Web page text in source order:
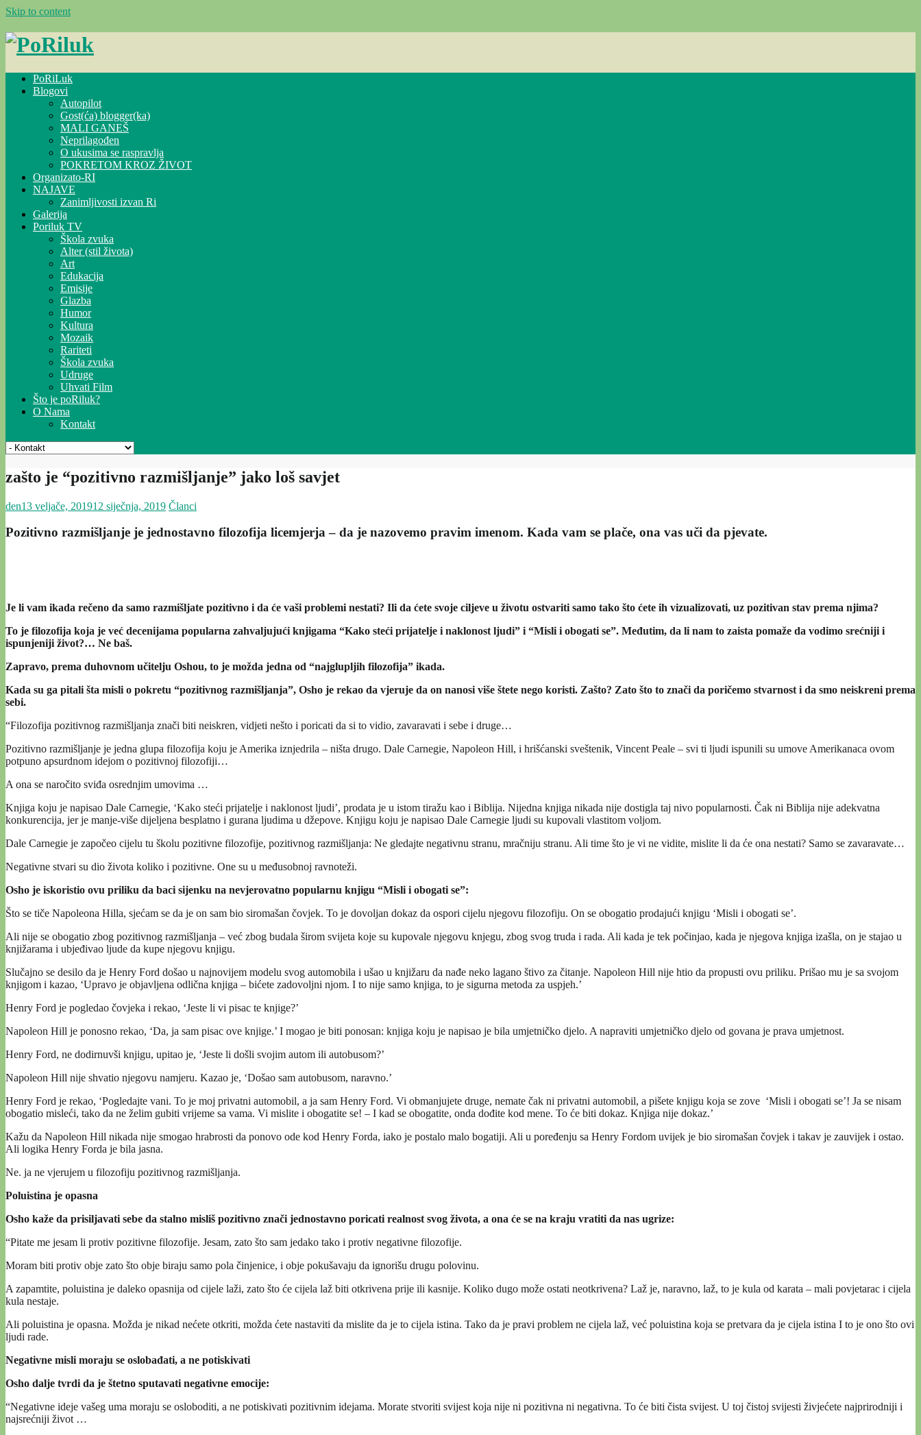
Skip to content
PoRiLuk
Blogovi
Autopilot
Gost(ća) blogger(ka)
MALI GANEŠ
Neprilagođen
O ukusima se raspravlja
POKRETOM KROZ ŽIVOT
Organizato-RI
NAJAVE
Zanimljivosti izvan Ri
Galerija
Poriluk TV
Škola zvuka
Alter (stil života)
Art
Edukacija
Emisije
Glazba
Humor
Kultura
Mozaik
Rariteti
Škola zvuka
Udruge
Uhvati Film
Što je poRiluk?
O Nama
Kontakt
zašto je “pozitivno razmišljanje” jako loš savjet
den13 veljače, 201912 siječnja, 2019 Članci
Pozitivno razmišljanje je jednostavno filozofija licemjerja – da je nazovemo pravim imenom. Kada vam se plače, ona vas uči da pjevate.
Je li vam ikada rečeno da samo razmišljate pozitivno i da će vaši problemi nestati? Ili da ćete svoje ciljeve u životu ostvariti samo tako što ćete ih vizualizovati, uz pozitivan stav prema njima?
To je filozofija koja je već decenijama popularna zahvaljujući knjigama “Kako steći prijatelje i naklonost ljudi” i “Misli i obogati se”. Međutim, da li nam to zaista pomaže da vodimo srećniji i
ispunjeniji život?… Ne baš.
Zapravo, prema duhovnom učitelju Oshou, to je možda jedna od “najglupljih filozofija” ikada.
Kada su ga pitali šta misli o pokretu “pozitivnog razmišljanja”, Osho je rekao da vjeruje da on nanosi više štete nego koristi. Zašto? Zato što to znači da poričemo stvarnost i da smo neiskreni prema
sebi.
“Filozofija pozitivnog razmišljanja znači biti neiskren, vidjeti nešto i poricati da si to vidio, zavaravati i sebe i druge…
Pozitivno razmišljanje je jedna glupa filozofija koju je Amerika iznjedrila – ništa drugo. Dale Carnegie, Napoleon Hill, i hrišćanski sveštenik, Vincent Peale – svi ti ljudi ispunili su umove Amerikanaca ovom
potpuno apsurdnom idejom o pozitivnoj filozofiji…
A ona se naročito sviđa osrednjim umovima …
Knjiga koju je napisao Dale Carnegie, ‘Kako steći prijatelje i naklonost ljudi’, prodata je u istom tiražu kao i Biblija. Nijedna knjiga nikada nije dostigla taj nivo popularnosti. Čak ni Biblija nije adekvatna
konkurencija, jer je manje-više dijeljena besplatno i gurana ljudima u džepove. Knjigu koju je napisao Dale Carnegie ljudi su kupovali vlastitom voljom.
Dale Carnegie je započeo cijelu tu školu pozitivne filozofije, pozitivnog razmišljanja: Ne gledajte negativnu stranu, mračniju stranu. Ali time što je vi ne vidite, mislite li da će ona nestati? Samo se zavaravate…
Negativne stvari su dio života koliko i pozitivne. One su u međusobnoj ravnoteži.
Osho je iskoristio ovu priliku da baci sijenku na nevjerovatno popularnu knjigu “Misli i obogati se”:
Što se tiče Napoleona Hilla, sjećam se da je on sam bio siromašan čovjek. To je dovoljan dokaz da ospori cijelu njegovu filozofiju. On se obogatio prodajući knjigu ‘Misli i obogati se’.
Ali nije se obogatio zbog pozitivnog razmišljanja – već zbog budala širom svijeta koje su kupovale njegovu knjegu, zbog svog truda i rada. Ali kada je tek počinjao, kada je njegova knjiga izašla, on je stajao u
knjižarama i ubjeđivao ljude da kupe njegovu knjigu.
Slučajno se desilo da je Henry Ford došao u najnovijem modelu svog automobila i ušao u knjižaru da nađe neko lagano štivo za čitanje. Napoleon Hill nije htio da propusti ovu priliku. Prišao mu je sa svojom
knjigom i kazao, ‘Upravo je objavljena odlična knjiga – bićete zadovoljni njom. I to nije samo knjiga, to je sigurna metoda za uspjeh.’
Henry Ford je pogledao čovjeka i rekao, ‘Jeste li vi pisac te knjige?’
Napoleon Hill je ponosno rekao, ‘Da, ja sam pisac ove knjige.’ I mogao je biti ponosan: knjiga koju je napisao je bila umjetničko djelo. A napraviti umjetničko djelo od govana je prava umjetnost.
Henry Ford, ne dodirnuvši knjigu, upitao je, ‘Jeste li došli svojim autom ili autobusom?’
Napoleon Hill nije shvatio njegovu namjeru. Kazao je, ‘Došao sam autobusom, naravno.’
Henry Ford je rekao, ‘Pogledajte vani. To je moj privatni automobil, a ja sam Henry Ford. Vi obmanjujete druge, nemate čak ni privatni automobil, a pišete knjigu koja se zove ‘Misli i obogati se’! Ja se nisam
obogatio misleći, tako da ne želim gubiti vrijeme sa vama. Vi mislite i obogatite se! – I kad se obogatite, onda dođite kod mene. To će biti dokaz. Knjiga nije dokaz.’
Kažu da Napoleon Hill nikada nije smogao hrabrosti da ponovo ode kod Henry Forda, iako je postalo malo bogatiji. Ali u poređenju sa Henry Fordom uvijek je bio siromašan čovjek i takav je zauvijek i ostao.
Ali logika Henry Forda je bila jasna.
Ne. ja ne vjerujem u filozofiju pozitivnog razmišljanja.
Poluistina je opasna
Osho kaže da prisiljavati sebe da stalno misliš pozitivno znači jednostavno poricati realnost svog života, a ona će se na kraju vratiti da nas ugrize:
“Pitate me jesam li protiv pozitivne filozofije. Jesam, zato što sam jedako tako i protiv negativne filozofije.
Moram biti protiv obje zato što obje biraju samo pola činjenice, i obje pokušavaju da ignorišu drugu polovinu.
A zapamtite, poluistina je daleko opasnija od cijele laži, zato što će cijela laž biti otkrivena prije ili kasnije. Koliko dugo može ostati neotkrivena? Laž je, naravno, laž, to je kula od karata – mali povjetarac i cijela
kula nestaje.
Ali poluistina je opasna. Možda je nikad nećete otkriti, možda ćete nastaviti da mislite da je to cijela istina. Tako da je pravi problem ne cijela laž, već poluistina koja se pretvara da je cijela istina I to je ono što ovi
ljudi rade.
Negativne misli moraju se oslobađati, a ne potiskivati
Osho dalje tvrdi da je štetno sputavati negativne emocije:
“Negativne ideje vašeg uma moraju se osloboditi, a ne potiskivati pozitivnim idejama. Morate stvoriti svijest koja nije ni pozitivna ni negativna. To će biti čista svijest. U toj čistoj svijesti živjećete najprirodniji i
najsrećniji život …